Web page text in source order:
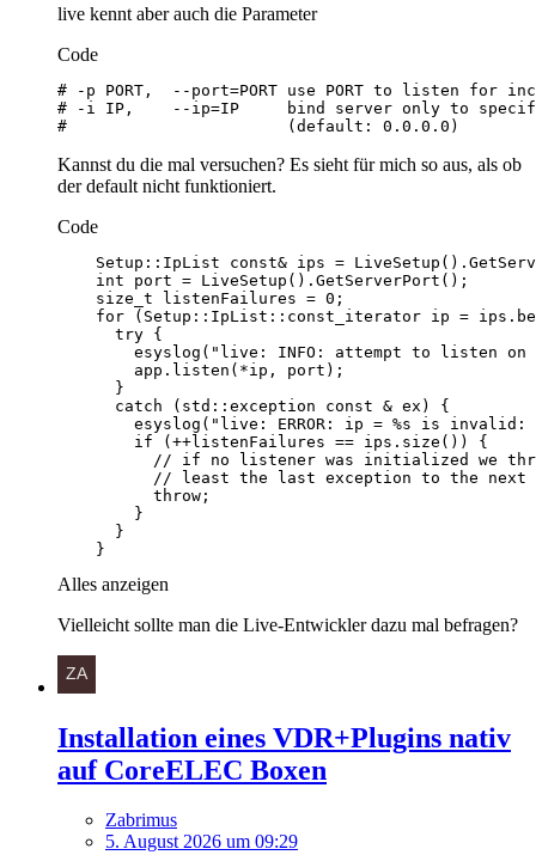
live kennt aber auch die Parameter
Code
#                       (default: 0.0.0.0)
Kannst du die mal versuchen? Es sieht für mich so aus, als ob
der default nicht funktioniert.
Code
    }
Alles anzeigen
Vielleicht sollte man die Live-Entwickler dazu mal befragen?
Installation eines VDR+Plugins nativ
auf CoreELEC Boxen
Zabrimus
5. August 2026 um 09:29